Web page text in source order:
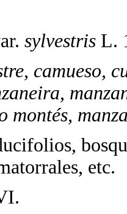
sylvestris L.
camueso,
montés,
etc.